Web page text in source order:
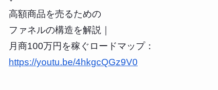
高額商品を売るための
ファネルの構造を解説｜
月商100万円を稼ぐロードマップ：
https://youtu.be/4hkgcQGz9V0